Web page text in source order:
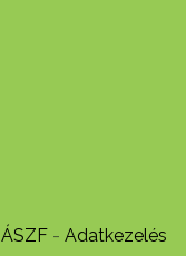
ÁSZF- Adatkezelés